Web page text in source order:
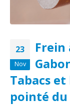
23
Nov
Tabacs et
pointé